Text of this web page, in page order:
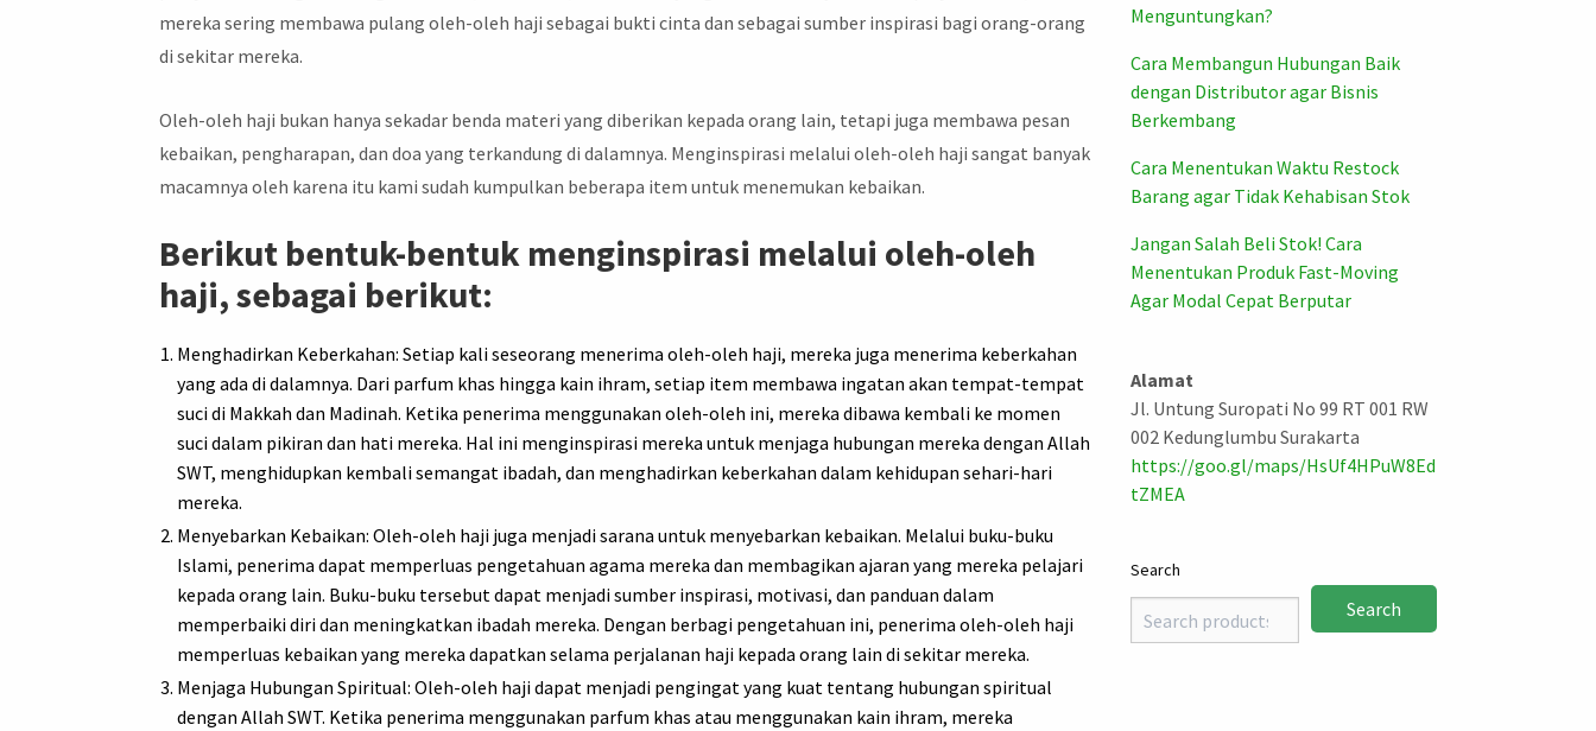
mereka sering membawa pulang oleh-oleh haji sebagai bukti cinta dan sebagai sumber inspirasi bagi orang-orang
di sekitar mereka.
Oleh-oleh haji bukan hanya sekadar benda materi yang diberikan kepada orang lain, tetapi juga membawa pesan
kebaikan, pengharapan, dan doa yang terkandung di dalamnya. Menginspirasi melalui oleh-oleh haji sangat banyak
macamnya oleh karena itu kami sudah kumpulkan beberapa item untuk menemukan kebaikan.
Berikut bentuk-bentuk menginspirasi melalui oleh-oleh
haji, sebagai berikut:
Menghadirkan Keberkahan: Setiap kali seseorang menerima oleh-oleh haji, mereka juga menerima keberkahan
yang ada di dalamnya. Dari parfum khas hingga kain ihram, setiap item membawa ingatan akan tempat-tempat
suci di Makkah dan Madinah. Ketika penerima menggunakan oleh-oleh ini, mereka dibawa kembali ke momen
suci dalam pikiran dan hati mereka. Hal ini menginspirasi mereka untuk menjaga hubungan mereka dengan Allah
SWT, menghidupkan kembali semangat ibadah, dan menghadirkan keberkahan dalam kehidupan sehari-hari
mereka.
Menyebarkan Kebaikan: Oleh-oleh haji juga menjadi sarana untuk menyebarkan kebaikan. Melalui buku-buku
Islami, penerima dapat memperluas pengetahuan agama mereka dan membagikan ajaran yang mereka pelajari
kepada orang lain. Buku-buku tersebut dapat menjadi sumber inspirasi, motivasi, dan panduan dalam
memperbaiki diri dan meningkatkan ibadah mereka. Dengan berbagi pengetahuan ini, penerima oleh-oleh haji
memperluas kebaikan yang mereka dapatkan selama perjalanan haji kepada orang lain di sekitar mereka.
Menjaga Hubungan Spiritual: Oleh-oleh haji dapat menjadi pengingat yang kuat tentang hubungan spiritual
dengan Allah SWT. Ketika penerima menggunakan parfum khas atau menggunakan kain ihram, mereka
Menguntungkan?
Cara Membangun Hubungan Baik
dengan Distributor agar Bisnis
Berkembang
Cara Menentukan Waktu Restock
Barang agar Tidak Kehabisan Stok
Jangan Salah Beli Stok! Cara
Menentukan Produk Fast-Moving
Agar Modal Cepat Berputar
Alamat
Jl. Untung Suropati No 99 RT 001 RW
002 Kedunglumbu Surakarta
https://goo.gl/maps/HsUf4HPuW8Ed
tZMEA
Search
Search